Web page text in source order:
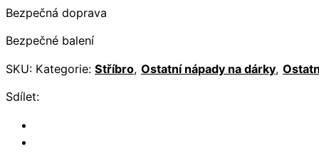
Bezpečná doprava
Bezpečné balení
SKU: Kategorie: Stříbro, Ostatní nápady na dárky,
Sdílet: